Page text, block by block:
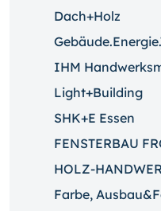
Dach+Holz
IHM
Light+Building
SHK+E Essen
FENSTERBAU
HOLZ-
Farbe,